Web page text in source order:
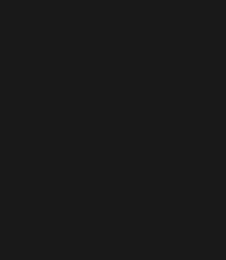
nueva ventana)
ventana)